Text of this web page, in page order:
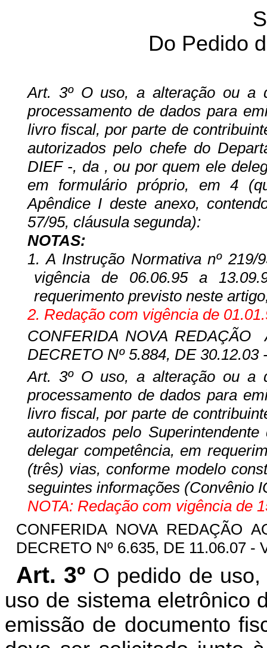
Do Pedido
Art. 3º O uso, a alteração ou a
processamento de dados para
livro fiscal, por parte de
autorizados pelo chefe do
DIEF -, da , ou por quem ele
em formulário próprio, em 4
Apêndice I deste anexo,
57/95, cláusula segunda):
NOTAS:
1. A Instrução Normativa nº 219/
vigência de 06.06.95 a
requerimento previsto neste
2. Redação com vigência de
CONFERIDA NOVA REDAÇÃO
DECRETO Nº 5.884, DE 30.12.03
Art. 3º O uso, a alteração ou a
processamento de dados para
livro fiscal, por parte de
autorizados pelo
delegar competência, em
(três) vias, conforme modelo
seguintes informações (Convênio
NOTA: Redação com vigência de
CONFERIDA NOVA REDAÇÃO
DECRETO Nº 6.635, DE 11.06.07 -
Art. 3º O pedido de
uso de sistema eletrônico
emissão de documento